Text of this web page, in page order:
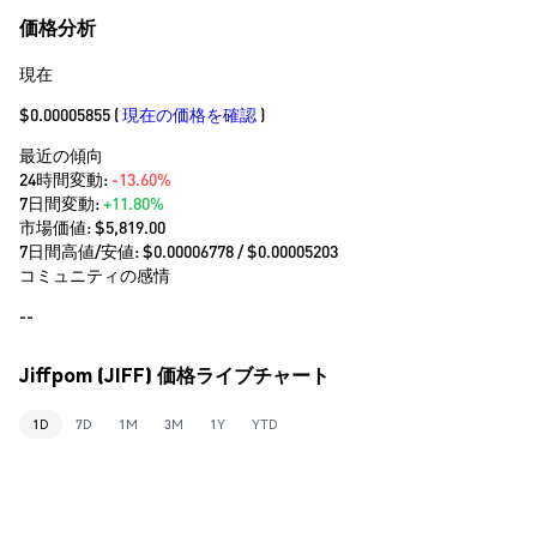
価格分析
現在
$0.00005855 (現在の価格を確認 )
最近の傾向
24時間変動: -13.60%
7日間変動:+11.80%
市場価値:$5,819.00
7日間高値/安値: $0.00006778/ $0.00005203
コミュニティの感情
--
Jiffpom (JIFF) 価格ライブチャート
1D 7D 1M 3M 1Y YTD